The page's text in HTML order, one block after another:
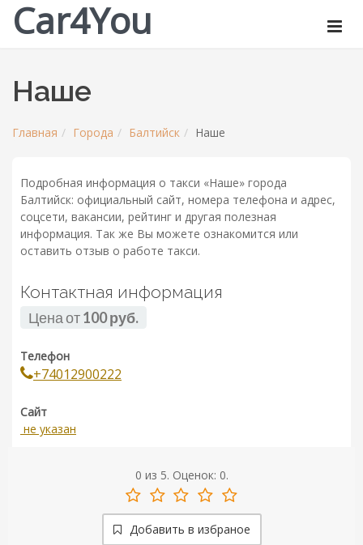
Car4You
Наше
Главная Города Балтийск Наше
Подробная информация о такси «Наше» города
Балтийск: официальный сайт, номера телефона и адрес,
соцсети, вакансии, рейтинг и другая полезная
информация. Так же Вы можете ознакомится или
оставить отзыв о работе такси.
Контактная информация
Цена от100 руб.
Телефон
+74012900222
Сайт
не указан
0 из 5. Оценок: 0.
Добавить в избраное